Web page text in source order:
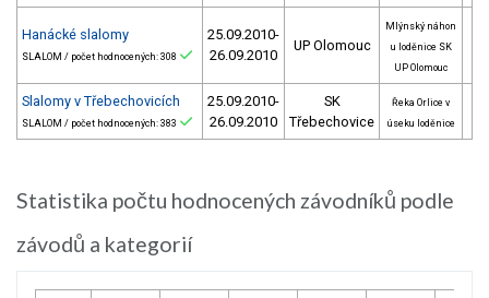
Hanácké slalomy
SLALOM / počet hodnocených: 308
25.09.2010-
26.09.2010
UP Olomouc
Mlýnský náhon
u loděnice SK
UP Olomouc
Slalomy v Třebechovicích
SLALOM / počet hodnocených: 383
25.09.2010-
26.09.2010
SK
Třebechovice
Řeka Orlice v
úseku loděnice
Statistika počtu hodnocených závodníků podle
závodů a kategorií